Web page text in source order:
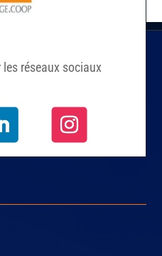
réseaux sociaux